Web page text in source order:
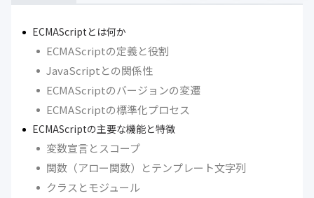
ECMAScriptとは何か
ECMAScriptの定義と役割
JavaScriptとの関係性
ECMAScriptのバージョンの変遷
ECMAScriptの標準化プロセス
ECMAScriptの主要な機能と特徴
変数宣言とスコープ
関数（アロー関数）とテンプレート文字列
クラスとモジュール